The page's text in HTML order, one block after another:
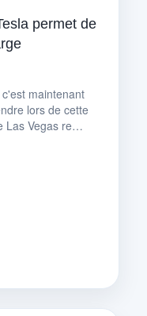
permet de
maintenant
lors de cette
Las Vegas re…